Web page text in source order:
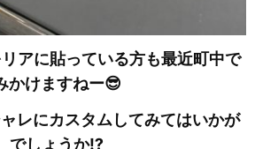
アに貼っている方も最近町中で
かけますねー😎
レにカスタムしてみてはいかが
でしょうか⁉